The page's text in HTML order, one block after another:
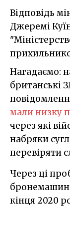
Відповідь
Джеремі
Нагадаємо:
британські
мали низку
через які
набряки
перевіряти
Через ці
кінця 2020